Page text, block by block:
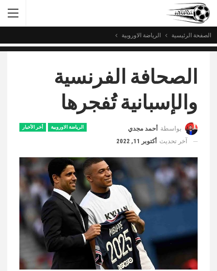
الصفحة الرئيسية الرياضة الاوروبية
الصحافة الفرنسية
والإسبانية تُفجرها
الرياضة الاوروبية أخر الأخبار بواسطة أحمد مجدي
آخر تحديث أكتوبر 11, 2022